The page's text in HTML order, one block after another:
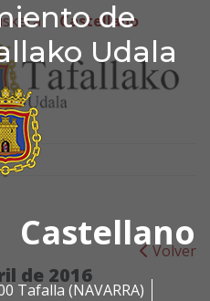
de
Udala
Castellano
Tafalla (NAVARRA)
de
Castellano
Volver
de 2016